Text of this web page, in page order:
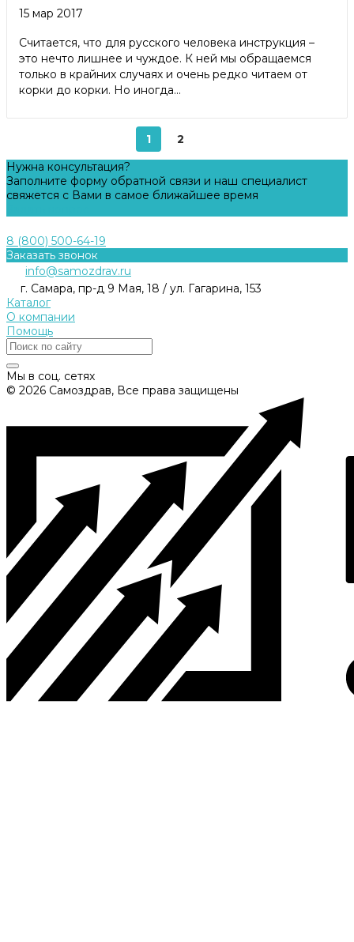
15 мар 2017
Считается, что для русского человека инструкция –
это нечто лишнее и чуждое. К ней мы обращаемся
только в крайних случаях и очень редко читаем от
корки до корки. Но иногда...
1
2
Нужна консультация?
Заполните форму обратной связи и наш специалист
свяжется с Вами в самое ближайшее время
8 (800) 500-64-19
Заказать звонок
info@samozdrav.ru
г. Самара, пр-д 9 Мая, 18 / ул. Гагарина, 153
Каталог
О компании
Помощь
Мы в соц. сетях
© 2026 Самоздрав, Все права защищены